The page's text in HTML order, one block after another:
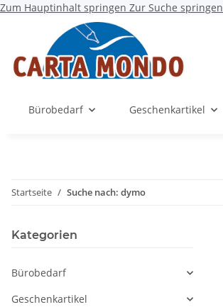
Zum Hauptinhalt springen Zur Suche springen
Bürobedarf Geschenkartikel
Startseite Suche nach: dymo
Kategorien
Bürobedarf
Geschenkartikel